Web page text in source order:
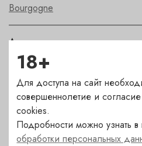
Bourgogne
Автор
Faiveley
Крепость
13
18+
Для доступа на сайт
совершеннолетие и
cookies.
Подробности можно узнать
обработки персональных